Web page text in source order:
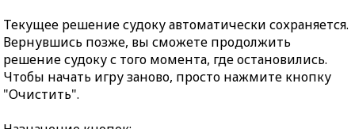
Текущее решение судоку автоматически сохраняется.
Вернувшись позже, вы сможете продолжить
решение судоку с того момента, где остановились.
Чтобы начать игру заново, просто нажмите кнопку
"Очистить".